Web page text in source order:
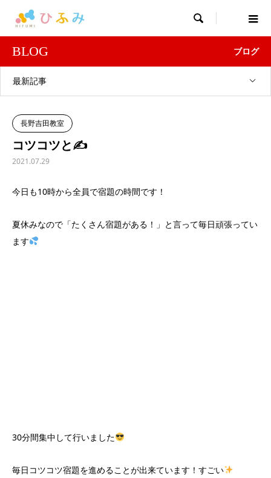

BLOG ブログ
最新記事
長野吉田教室
コツコツと✍
2021.07.29
今日も10時から全員で宿題の時間です！
夏休みなので「たくさん宿題がある！」と言って毎日頑張ってい
ます
30分間集中して行いました
毎日コツコツ宿題を進めることが出来ています！すごい